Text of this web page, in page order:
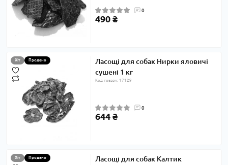
0
490 ₴
Хіт Продано
Ласощі для собак Нирки яловичі
сушені 1 кг
Код товару: 17129
0
644 ₴
Хіт Продано
Ласощі для собак Калтик